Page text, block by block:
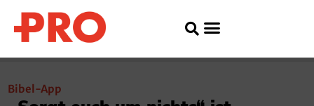
Bibel-App